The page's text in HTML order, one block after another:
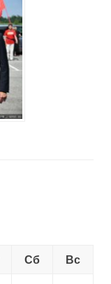
Сб Вс